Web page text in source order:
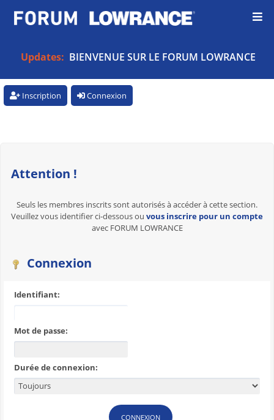
Updates: BIENVENUE SUR LE FORUM LOWRANCE
Inscription Connexion
Attention !
Seuls les membres inscrits sont autorisés à accéder à cette section.
Veuillez vous identifier ci-dessous ou vous inscrire pour un compte
avec FORUM LOWRANCE
Connexion
Identifiant:
Mot de passe:
Durée de connexion: